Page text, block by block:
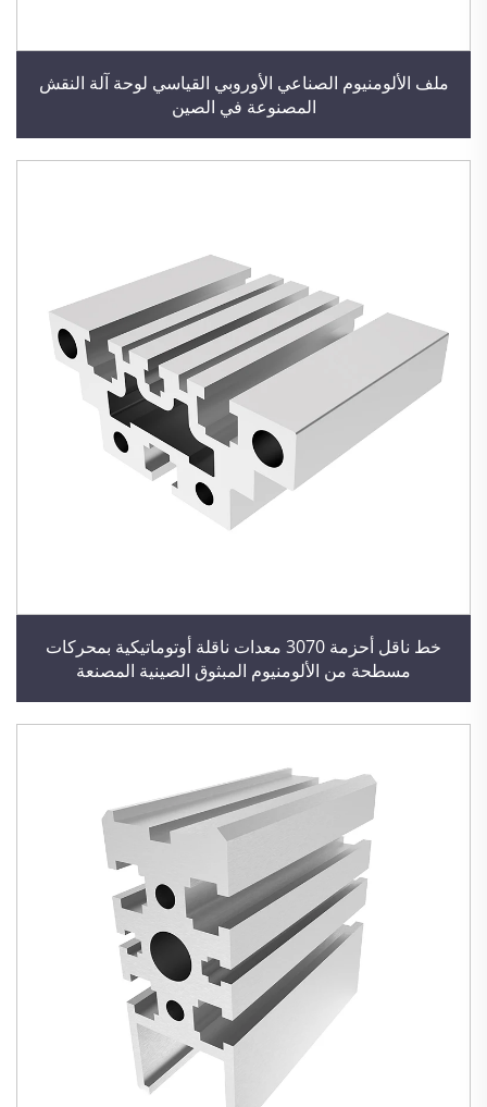
ملف الألومنيوم الصناعي الأوروبي القياسي لوحة آلة النقش
المصنوعة في الصين
خط ناقل أحزمة 3070 معدات ناقلة أوتوماتيكية بمحركات
مسطحة من الألومنيوم المبثوق الصينية المصنعة